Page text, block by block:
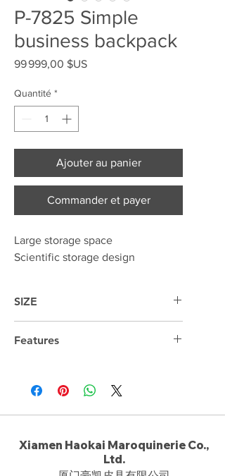
P-7825 Simple
business backpack
99 999,00 $USPrix
Quantité *
Ajouter au panier
Commander et payer
Large storage space
Scientific storage design
SIZE
Features
Xiamen Haokai Maroquinerie Co.,
Ltd.